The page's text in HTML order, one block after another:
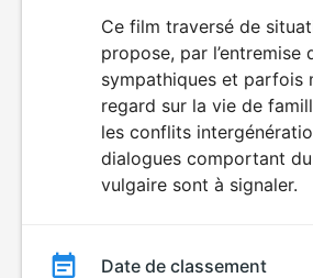
Ce film traversé de
propose, par l’entremise
sympathiques et parfois
regard sur la vie de
les conflits
dialogues comportant
vulgaire sont à signaler.
Date de classement